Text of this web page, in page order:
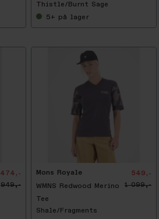
Thistle/Burnt Sage
5+ på lager
474,-
949,-
Mons Royale
WMNS Redwood Merino
Tee
549,-
1 099,-
Shale/Fragments